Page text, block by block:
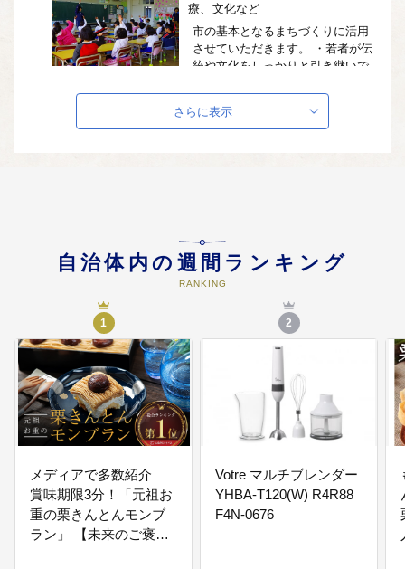
療、文化など
市の基本となるまちづくりに活用
させていただきます。 ・若者が伝
統や文化をしっかりと引き継いで
心豊かに暮らしていけるまち ・支
え合いながら協働でつくっていけ
守り、恵みを活用していけるまち
再生可能エネルギーの活用など、
地球環境にやさしいまち リニアの
05
観光、産業振興、インフラ整備な
ど
市の基本となるまちづくりに活用
させていただきます。 ・歴史・伝
統文化に触れるために多くの観光
るまちにふさわしい生活基盤が整
っているまち
さらに表示
自治体内の週間ランキング
RANKING
1
メディアで多数紹介
賞味期限3分！「元祖お
重の栗きんとんモンブ
ラン」 【未来のご褒
2
Votre マルチブレンダー
YHBA-T120(W) R4R88
F4N-0676